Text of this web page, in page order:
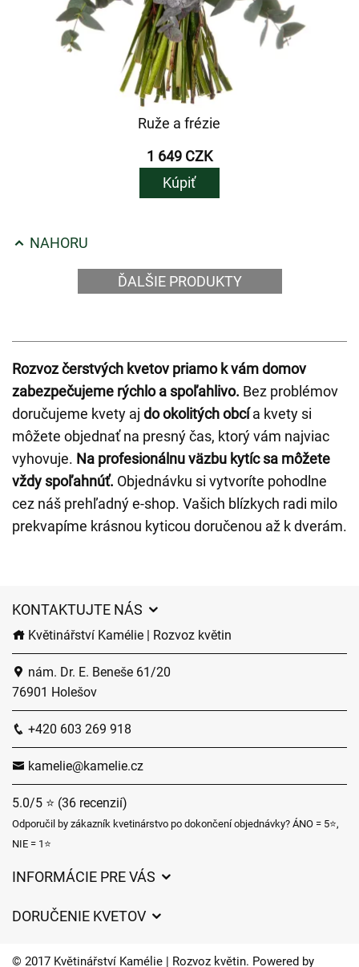
Ruže a frézie
1 649 CZK
Kúpiť
NAHORU
ĎALŠIE PRODUKTY
Rozvoz čerstvých kvetov priamo k vám domov
zabezpečujeme rýchlo a spoľahlivo. Bez problémov
doručujeme kvety aj do okolitých obcía kvety si
môžete objednať na presný čas, ktorý vám najviac
vyhovuje. Na profesionálnu väzbu kytíc sa môžete
vždy spoľahnúť. Objednávku si vytvoríte pohodlne
cez náš prehľadný e-shop. Vašich blízkych radi milo
prekvapíme krásnou kyticou doručenou až k dverám.
KONTAKTUJTE NÁS
Květinářství Kamélie | Rozvoz květin
nám. Dr. E. Beneše 61/20
76901 Holešov
+420 603 269 918
kamelie@kamelie.cz
5.0/5 ⭐ (36 recenzií)
Odporučil by zákazník kvetinárstvo po dokončení objednávky? ÁNO = 5⭐,
NIE = 1⭐
INFORMÁCIE PRE VÁS
Časy doručenia kvetov – prehľad možností
DORUČENIE KVETOV
© 2017 Květinářství Kamélie | Rozvoz květin. Powered by